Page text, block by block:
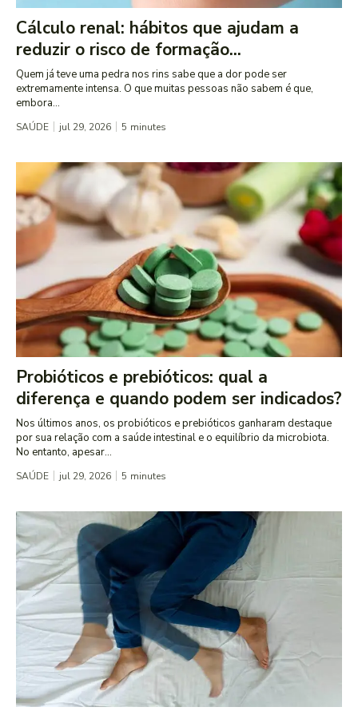
Cálculo renal: hábitos que ajudam a
reduzir o risco de formação...
Quem já teve uma pedra nos rins sabe que a dor pode ser
extremamente intensa. O que muitas pessoas não sabem é que,
embora...
SAÚDE jul 29, 2026 5 minutes
Probióticos e prebióticos: qual a
diferença e quando podem ser indicados?
Nos últimos anos, os probióticos e prebióticos ganharam destaque
por sua relação com a saúde intestinal e o equilíbrio da microbiota.
No entanto, apesar...
SAÚDE jul 29, 2026 5 minutes